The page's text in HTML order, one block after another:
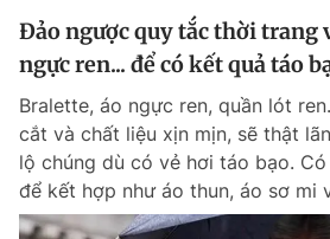
Thông tin tòa soạn Liên
Đọc Thanh Niên trên điện thoại
Đảo ngược quy tắc thời trang
ngực ren... để có kết quả táo
Bralette, áo ngực ren, quần lót
cắt và chất liệu xịn mịn, sẽ thật
lộ chúng dù có vẻ hơi táo bạo.
để kết hợp như áo thun, áo sơ mi